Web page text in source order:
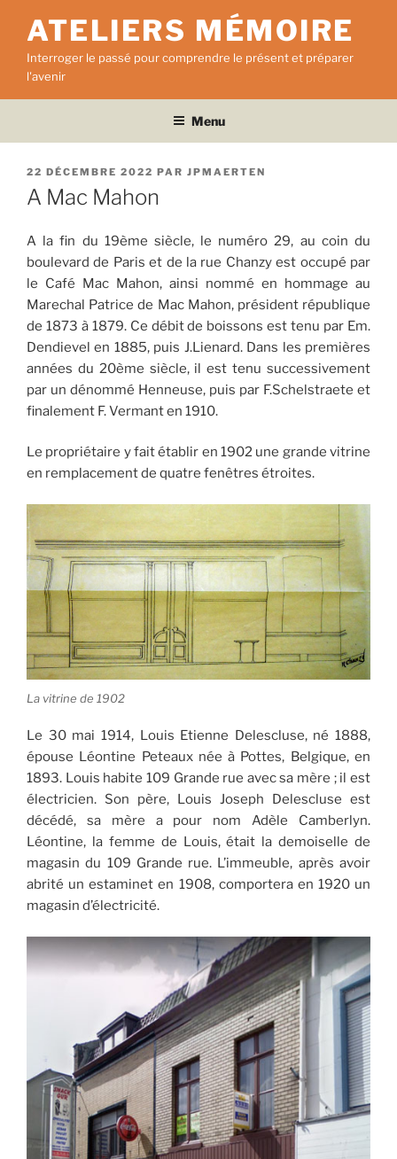
contenu
principal
ATELIERS MÉMOIRE
Interroger le passé pour comprendre le présent et préparer
l'avenir
Menu
PUBLIÉ
LE
22 DÉCEMBRE 2022 PAR JPMAERTEN
A Mac Mahon
A la fin du 19ème siècle, le numéro 29, au coin du
boulevard de Paris et de la rue Chanzy est occupé par
le Café Mac Mahon, ainsi nommé en hommage au
Marechal Patrice de Mac Mahon, président république
de 1873 à 1879. Ce débit de boissons est tenu par Em.
Dendievel en 1885, puis J.Lienard. Dans les premières
années du 20ème siècle, il est tenu successivement
par un dénommé Henneuse, puis par F.Schelstraete et
finalement F. Vermant en 1910.
Le propriétaire y fait établir en 1902 une grande vitrine
en remplacement de quatre fenêtres étroites.
La vitrine de 1902
Le 30 mai 1914, Louis Etienne Delescluse, né 1888,
épouse Léontine Peteaux née à Pottes, Belgique, en
1893. Louis habite 109 Grande rue avec sa mère ; il est
électricien. Son père, Louis Joseph Delescluse est
décédé, sa mère a pour nom Adèle Camberlyn.
Léontine, la femme de Louis, était la demoiselle de
magasin du 109 Grande rue. L’immeuble, après avoir
abrité un estaminet en 1908, comportera en 1920 un
magasin d’électricité.